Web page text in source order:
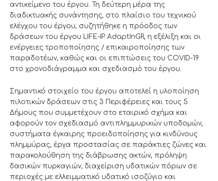
αντικείμενο του έργου. Τη δεύτερη μέρα της
διαδικτυακής συνάντησης, στο πλαίσιο του τεχνικού
ελέγχου του έργου, συζητήθηκε η πρόοδος των
δράσεων του έργου LIFE-IP AdaptInGR, η εξέλιξη και οι
ενέργειες τροποποίησης / επικαιροποίησης των
παραδοτέων, καθώς και οι επιπτώσεις του COVID-19
στο χρονοδιάγραμμα και σχεδιασμό του έργου.
Σημαντικό στοιχείο του έργου αποτελεί η υλοποίηση
πιλοτικών δράσεων στις 3 Περιφέρειες και τους 5
Δήμους που συμμετέχουν στο εταιρικό σχήμα και
αφορούν τον σχεδιασμό αντιπλημμυρικών υποδομών,
συστήματα έγκαιρης προειδοποίησης για κινδύνους
πλημμύρας, έργα προστασίας σε παράκτιες ζώνες και
παρακολούθηση της διάβρωσης ακτών, πρόληψη
δασικών πυρκαγιών, διαχείριση υδατικών πόρων σε
περιοχές με ελλειμματικό υδατικό ισοζύγιο και